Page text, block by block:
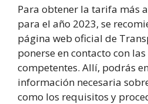
Para obtener la tarifa más
para el año 2023, se
página web oficial de
ponerse en contacto con
competentes. Allí, podrás
información necesaria
como los requisitos y